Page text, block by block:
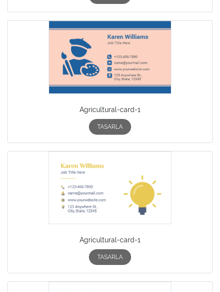
Agricultural-card-1
TASARLA
Agricultural-card-1
TASARLA